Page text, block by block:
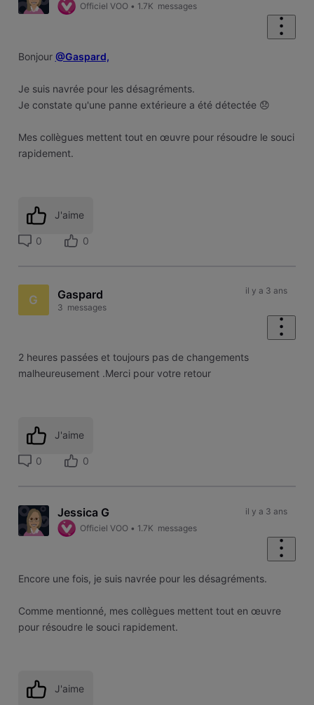
Officiel VOO • 1.7K messages
Bonjour @Gaspard,
Je suis navrée pour les désagréments.
Je constate qu'une panne extérieure a été détectée 😞
Mes collègues mettent tout en œuvre pour résoudre le souci
rapidement.
J'aime
0 0
G Gaspard
3 messages
il y a 3 ans
2 heures passées et toujours pas de changements
malheureusement .Merci pour votre retour
J'aime
0 0
Jessica G
Officiel VOO • 1.7K messages
il y a 3 ans
Encore une fois, je suis navrée pour les désagréments.
Comme mentionné, mes collègues mettent tout en œuvre
pour résoudre le souci rapidement.
J'aime